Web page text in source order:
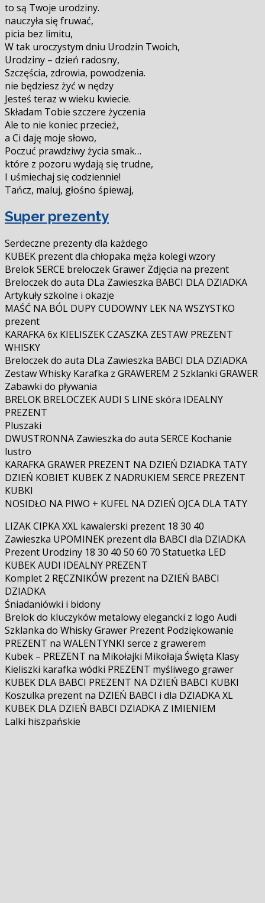
to są Twoje urodziny.
nauczyła się fruwać,
picia bez limitu,
W tak uroczystym dniu Urodzin Twoich,
Urodziny – dzień radosny,
Szczęścia, zdrowia, powodzenia.
nie będziesz żyć w nędzy
Jesteś teraz w wieku kwiecie.
Składam Tobie szczere życzenia
Ale to nie koniec przecież,
a Ci daję moje słowo,
Poczuć prawdziwy życia smak…
które z pozoru wydają się trudne,
I uśmiechaj się codziennie!
Tańcz, maluj, głośno śpiewaj,
Super prezenty
Serdeczne prezenty dla każdego
KUBEK prezent dla chłopaka męża kolegi wzory
Brelok SERCE breloczek Grawer Zdjęcia na prezent
Breloczek do auta DLa Zawieszka BABCI DLA DZIADKA
Artykuły szkolne i okazje
MAŚĆ NA BÓL DUPY CUDOWNY LEK NA WSZYSTKO
prezent
KARAFKA 6x KIELISZEK CZASZKA ZESTAW PREZENT
WHISKY
Breloczek do auta DLa Zawieszka BABCI DLA DZIADKA
Zestaw Whisky Karafka z GRAWEREM 2 Szklanki GRAWER
Zabawki do pływania
BRELOK BRELOCZEK AUDI S LINE skóra IDEALNY
PREZENT
Pluszaki
DWUSTRONNA Zawieszka do auta SERCE Kochanie
lustro
KARAFKA GRAWER PREZENT NA DZIEŃ DZIADKA TATY
DZIEŃ KOBIET KUBEK Z NADRUKIEM SERCE PREZENT
KUBKI
NOSIDŁO NA PIWO + KUFEL NA DZIEŃ OJCA DLA TATY
LIZAK CIPKA XXL kawalerski prezent 18 30 40
Zawieszka UPOMINEK prezent dla BABCI dla DZIADKA
Prezent Urodziny 18 30 40 50 60 70 Statuetka LED
KUBEK AUDI IDEALNY PREZENT
Komplet 2 RĘCZNIKÓW prezent na DZIEŃ BABCI
DZIADKA
Śniadaniówki i bidony
Brelok do kluczyków metalowy elegancki z logo Audi
Szklanka do Whisky Grawer Prezent Podziękowanie
PREZENT na WALENTYNKI serce z grawerem
Kubek – PREZENT na Mikołajki Mikołaja Święta Klasy
Kieliszki karafka wódki PREZENT myśliwego grawer
KUBEK DLA BABCI PREZENT NA DZIEŃ BABCI KUBKI
Koszulka prezent na DZIEŃ BABCI i dla DZIADKA XL
KUBEK DLA DZIEŃ BABCI DZIADKA Z IMIENIEM
Lalki hiszpańskie